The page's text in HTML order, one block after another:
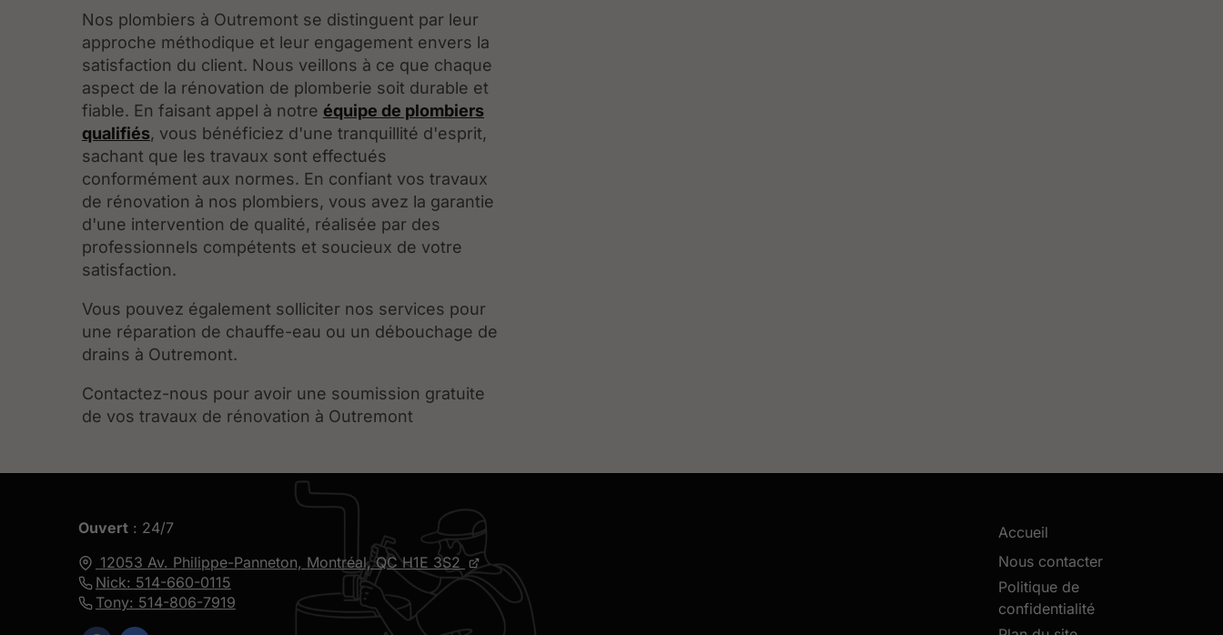
Nos plombiers à Outremont se distinguent par leur
approche méthodique et leur engagement envers la
satisfaction du client. Nous veillons à ce que chaque
aspect de la rénovation de plomberie soit durable et
fiable. En faisant appel à notre équipe de plombiers
qualifiés, vous bénéficiez d'une tranquillité d'esprit,
sachant que les travaux sont effectués
conformément aux normes. En confiant vos travaux
de rénovation à nos plombiers, vous avez la garantie
d'une intervention de qualité, réalisée par des
professionnels compétents et soucieux de votre
satisfaction.
Vous pouvez également solliciter nos services pour
une réparation de chauffe-eau ou un débouchage de
drains à Outremont.
Contactez-nous pour avoir une soumission gratuite
de vos travaux de rénovation à Outremont
Ouvert: 24/7
12053 Av. Philippe-Panneton, Montréal, QC H1E 3S2
Nick: 514-660-0115
Tony: 514-806-7919
Accueil
Nous contacter
Politique de
confidentialité